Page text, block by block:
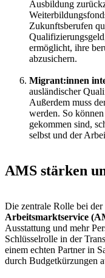
Ausbildung
Zukunftsberufen
ermöglicht, ihre
abzusichern.
Migrant:innen
ausländischer
Außerdem muss
werden. So
gekommen sind,
selbst und der
AMS stärken
Die zentrale Rolle bei
Arbeitsmarktservice
Ausstattung und mehr
Schlüsselrolle in der
einem echten Partner in
durch Budgetkürzungen